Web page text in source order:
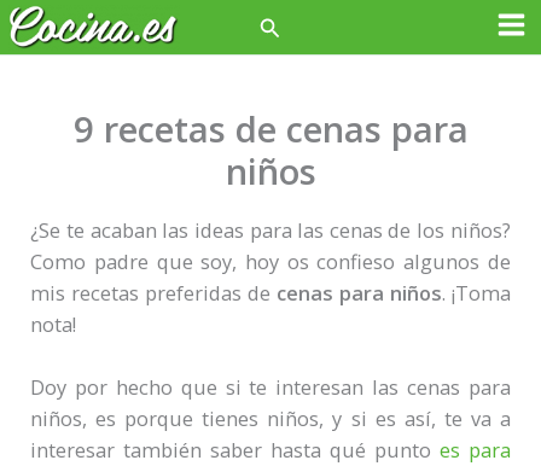
Ir
al
Buscar
9 recetas de cenas para
niños
¿Se te acaban las ideas para las cenas de los niños?
Como padre que soy, hoy os confieso algunos de
mis recetas preferidas de cenas para niños. ¡Toma
nota!
Doy por hecho que si te interesan las cenas para
niños, es porque tienes niños, y si es así, te va a
interesar también saber hasta qué punto es para